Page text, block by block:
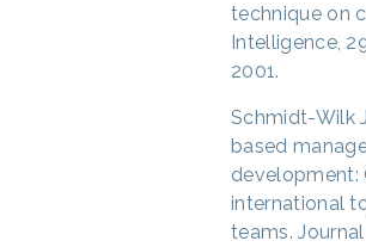
technique on
Intelligence,
2001.
Schmidt-Wilk
based
development:
international
teams.